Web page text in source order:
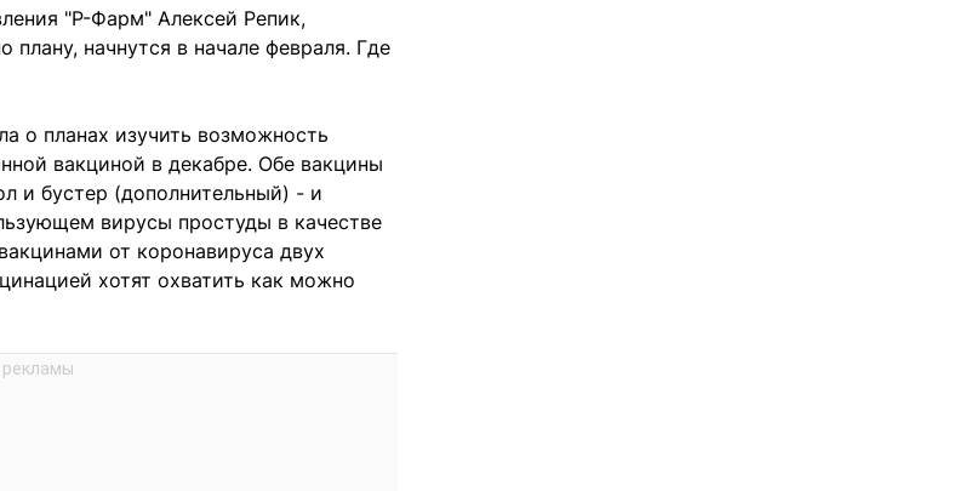
"Р-Фарм" Алексей Репик,
начнутся в начале февраля. Где
о планах изучить возможность
вакциной в декабре. Обе вакцины
и бустер (дополнительный) - и
вирусы простуды в качестве
от коронавируса двух
хотят охватить как можно